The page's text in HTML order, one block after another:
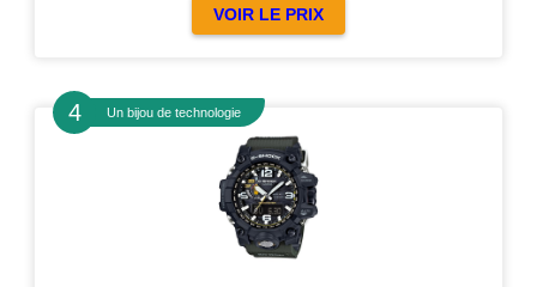
VOIR LE PRIX
Un bijou de technologie